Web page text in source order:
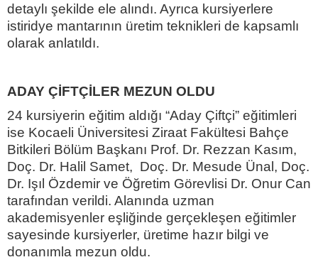
detaylı şekilde ele alındı. Ayrıca kursiyerlere
istiridye mantarının üretim teknikleri de kapsamlı
olarak anlatıldı.
ADAY ÇİFTÇİLER MEZUN OLDU
24 kursiyerin eğitim aldığı “Aday Çiftçi” eğitimleri
ise Kocaeli Üniversitesi Ziraat Fakültesi Bahçe
Bitkileri Bölüm Başkanı Prof. Dr. Rezzan Kasım,
Doç. Dr. Halil Samet, Doç. Dr. Mesude Ünal, Doç.
Dr. Işıl Özdemir ve Öğretim Görevlisi Dr. Onur Can
tarafından verildi. Alanında uzman
akademisyenler eşliğinde gerçekleşen eğitimler
sayesinde kursiyerler, üretime hazır bilgi ve
donanımla mezun oldu.